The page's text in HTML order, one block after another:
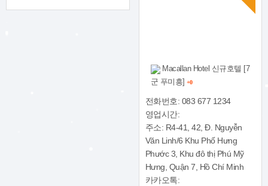
Macallan Hotel 신규호텔 [7
군 푸미흥] +0
전화번호: 083 677 1234
영업시간:
주소: R4-41, 42, Đ. Nguyễn
Văn Linh/6 Khu Phố Hưng
Phước 3, Khu đô thị Phú Mỹ
Hưng, Quận 7, Hồ Chí Minh
카카오톡: